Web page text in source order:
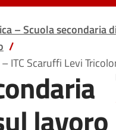
– Scuola secondaria
Scaruffi Levi